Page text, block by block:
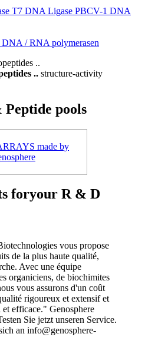
T7 DNA Ligase PBCV-1 DNA
/ RNA polymerasen
.. structure-activity
pools
foryour R & D
vous propose
de la plus haute qualité,
Avec une équipe
organiciens, de biochimites
vous assurons d'un coût
rigoureux et extensif et
efficace." Genosphere
Sie jetzt unseren Service.
an info@genosphere-